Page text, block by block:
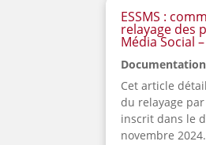
ESSMS :
relayage des
Média Social
Documentation
Cet article
du relayage par
inscrit dans le
novembre